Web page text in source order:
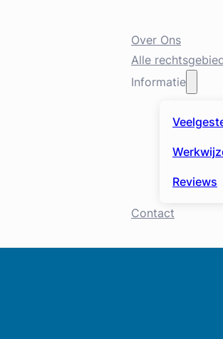
Over Ons
Alle
Informatie
Reviews
Contact